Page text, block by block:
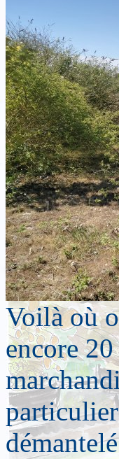
Voilà où
encore